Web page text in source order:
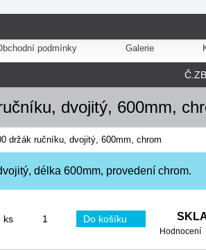
podmínky Galerie
dvojitý, 600mm,
délka 600mm, provedení chrom.
Hodnocení
ks